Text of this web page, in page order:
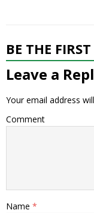
BE THE
Leave a
Your email address
Comment
Name *